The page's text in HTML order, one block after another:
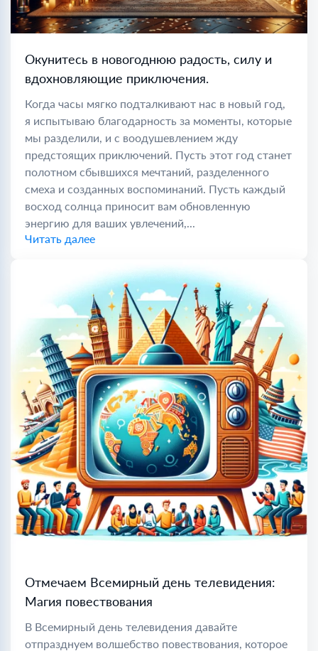
Окунитесь в новогоднюю радость, силу и
вдохновляющие приключения.
Когда часы мягко подталкивают нас в новый год,
я испытываю благодарность за моменты, которые
мы разделили, и с воодушевлением жду
предстоящих приключений. Пусть этот год станет
полотном сбывшихся мечтаний, разделенного
смеха и созданных воспоминаний. Пусть каждый
восход солнца приносит вам обновленную
энергию для ваших увлечений,...
Читать далее
Отмечаем Всемирный день телевидения:
Магия повествования
В Всемирный день телевидения давайте
отпразднуем волшебство повествования, которое